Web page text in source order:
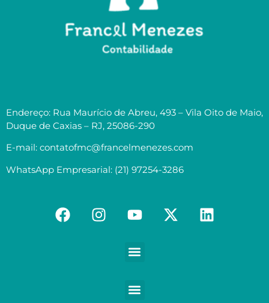
Endereço: Rua Maurício de Abreu, 493 – Vila Oito de Maio,
Duque de Caxias – RJ, 25086-290
E-mail: contatofmc@francelmenezes.com
WhatsApp Empresarial: (21) 97254-3286